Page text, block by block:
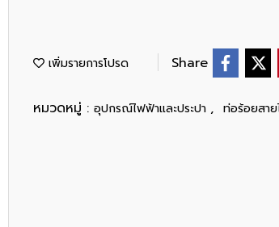
เพิ่มรายการโปรด Share
หมวดหมู่ : อุปกรณ์ไฟฟ้าและประปา , ท่อร้อยส